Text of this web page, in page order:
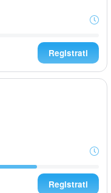
Registrati
Registrati